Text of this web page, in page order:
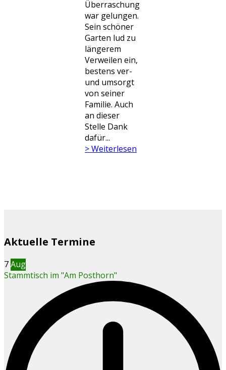
Überraschung
war gelungen.
Sein schöner
Garten lud zu
längerem
Verweilen ein,
bestens ver-
und umsorgt
von seiner
Familie. Auch
an dieser
Stelle Dank
dafür...
> Weiterlesen
Aktuelle Termine
7Aug
Stammtisch im "Am Posthorn"